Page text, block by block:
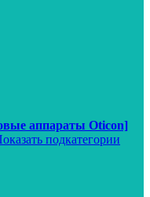
аппараты Oticon]
подкатегории